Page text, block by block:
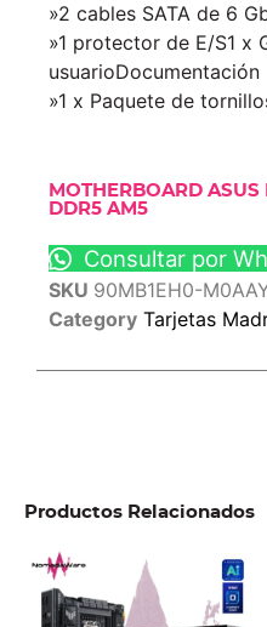
»2 cables SATA de 6
»1 protector de E/S1 x
usuarioDocumentación
»1 x Paquete de
MOTHERBOARD
DDR5 AM5
Consultar por
SKU 90MB1EH0-
Category Tarjetas
Productos Relacionados